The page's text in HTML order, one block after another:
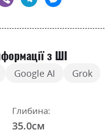
з ШІ
Google AI Grok
Глибина:
35.0см